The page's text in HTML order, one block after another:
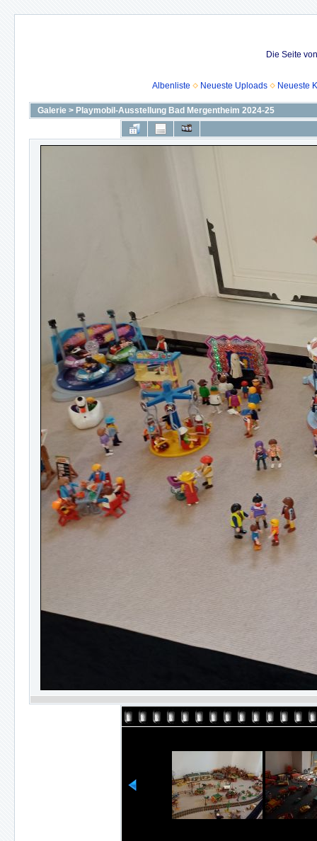
Die Seite
Albenliste Neueste Uploads Neueste
Galerie > Playmobil-Ausstellung Bad Mergentheim 2024-25